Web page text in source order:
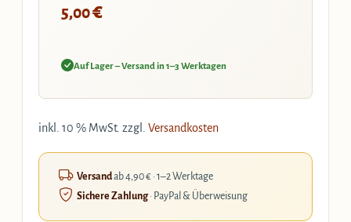
5,00€
Auf Lager – Versand in 1–3 Werktagen
inkl. 10 % MwSt. zzgl. Versandkosten
Versandab 4,90 € · 1–2 Werktage
Sichere Zahlung· PayPal & Überweisung